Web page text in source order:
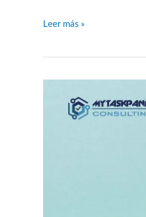
Leer más »
técnica:
definición,